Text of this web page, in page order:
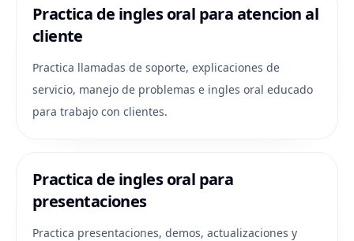
Practica de ingles oral para atencion al
cliente
Practica llamadas de soporte, explicaciones de
servicio, manejo de problemas e ingles oral educado
para trabajo con clientes.
Practica de ingles oral para
presentaciones
Practica presentaciones, demos, actualizaciones y